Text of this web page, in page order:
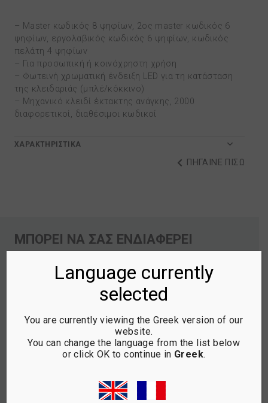
– Μaster κωδικός 8 ψηφίων, 2ος master κωδικός 6
ψηφίων, εργολαβικός κωδικός 6 ψηφίων, κωδικός
πελάτη 4 ψηφίων
– Για προσωπική ή κοινόχρηστη χρήση
– Φωτεινή χρωματική ένδειξη LED για τη κατάσταση
της κλειδαριάς (μπλέ/κόκκινο)
– Μηχανικό κλειδί έκτακτης ανάγκης, 2000
διαφορετικοί, διαθέσιμοι κωδικοί
ΧΑΡΑΚΤΗΡΙΣΤΙΚΑ
ΠΗΓΑΙΝΕ ΠΙΣΩ
ΜΠΟΡΕΙ ΝΑ ΣΑΣ ΕΝΔΙΑΦΕΡΕΙ
Language currently
selected
You are currently viewing the Greek version of our
website.
You can change the language from the list below
or click OK to continue in Greek.